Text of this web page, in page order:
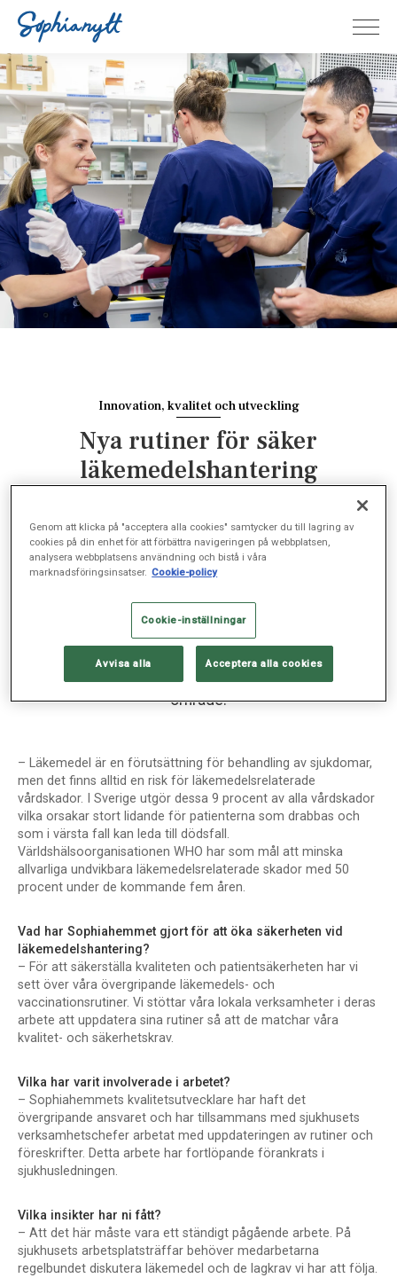
Innovation, kvalitet och utveckling
Nya rutiner för säker
läkemedelshantering
klinikövergripande projekt för att öka säkerheten vid
läkemedelshantering. Marie Wickman Chantereau,
chefläkare på Sophiahemmet, berättar varför säker
läkemedelshantering ständigt är ett prioriterat
område.
– Läkemedel är en förutsättning för behandling av sjukdomar,
men det finns alltid en risk för läkemedelsrelaterade
vårdskador. I Sverige utgör dessa 9 procent av alla vårdskador
vilka orsakar stort lidande för patienterna som drabbas och
som i värsta fall kan leda till dödsfall.
Världshälsoorganisationen WHO har som mål att minska
allvarliga undvikbara läkemedelsrelaterade skador med 50
procent under de kommande fem åren.
Vad har Sophiahemmet gjort för att öka säkerheten vid
läkemedelshantering?
– För att säkerställa kvaliteten och patientsäkerheten har vi
sett över våra övergripande läkemedels- och
vaccinationsrutiner. Vi stöttar våra lokala verksamheter i deras
arbete att uppdatera sina rutiner så att de matchar våra
kvalitet- och säkerhetskrav.
Vilka har varit involverade i arbetet?
– Sophiahemmets kvalitetsutvecklare har haft det
övergripande ansvaret och har tillsammans med sjukhusets
verksamhetschefer arbetat med uppdateringen av rutiner och
föreskrifter. Detta arbete har fortlöpande förankrats i
sjukhusledningen.
Vilka insikter har ni fått?
– Att det här måste vara ett ständigt pågående arbete. På
sjukhusets arbetsplatsträffar behöver medarbetarna
regelbundet diskutera läkemedel och de lagkrav vi har att följa.
Genom att klicka på "acceptera alla cookies" samtycker du till lagring av
cookies på din enhet för att förbättra navigeringen på webbplatsen,
analysera webbplatsens användning och bistå i våra
marknadsföringsinsatser. Cookie-policy
Cookie-inställningar
Avvisa alla Acceptera alla cookies